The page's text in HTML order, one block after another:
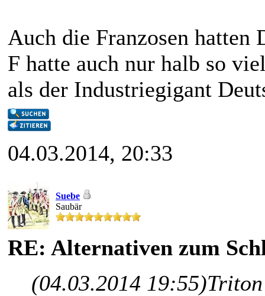
Auch die Franzosen hatten
F hatte auch nur halb so
als der Industriegigant
04.03.2014, 20:33
Suebe
Saubär
RE: Alternativen zum
(04.03.2014 19:55)